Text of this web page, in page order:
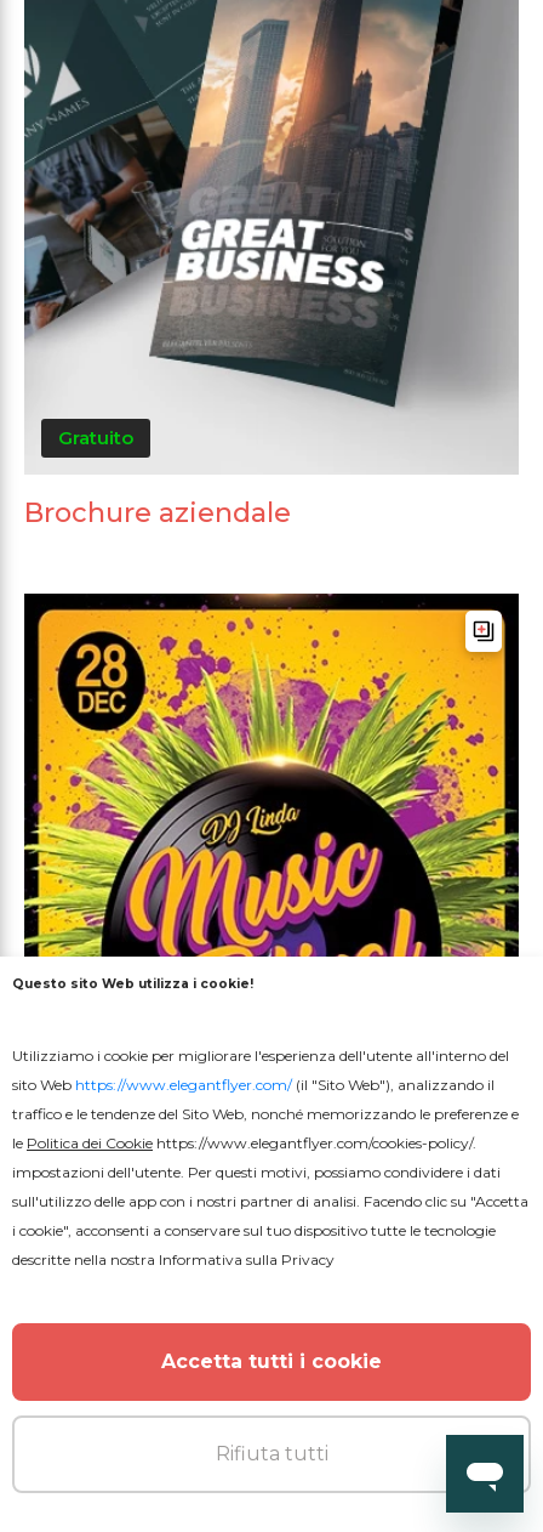
Gratuito
Brochure aziendale
Festival musicale
Questo sito Web utilizza i cookie!
Utilizziamo i cookie per migliorare l'esperienza dell'utente all'interno del
sito Web https://www.elegantflyer.com/(il "Sito Web"), analizzando il
traffico e le tendenze del Sito Web, nonché memorizzando le preferenze e
le Politica dei Cookie https://www.elegantflyer.com/cookies-policy/.
impostazioni dell'utente. Per questi motivi, possiamo condividere i dati
sull'utilizzo delle app con i nostri partner di analisi. Facendo clic su "Accetta
i cookie", acconsenti a conservare sul tuo dispositivo tutte le tecnologie
descritte nella nostra Informativa sulla Privacy
Accetta tutti i cookie
Rifiuta tutti